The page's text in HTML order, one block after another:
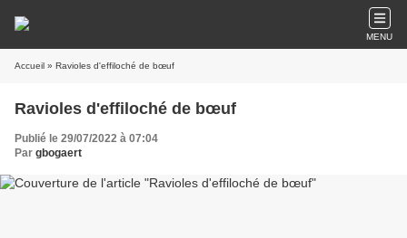
MENU
Accueil » Ravioles d'effiloché de bœuf
Ravioles d'effiloché de bœuf
Publié le 29/07/2022 à 07:04
Par gbogaert